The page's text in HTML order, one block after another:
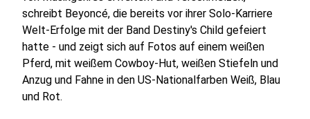
schreibt Beyoncé, die bereits vor ihrer Solo-Karriere
Welt-Erfolge mit der Band Destiny's Child gefeiert
hatte - und zeigt sich auf Fotos auf einem weißen
Pferd, mit weißem Cowboy-Hut, weißen Stiefeln und
Anzug und Fahne in den US-Nationalfarben Weiß, Blau
und Rot.